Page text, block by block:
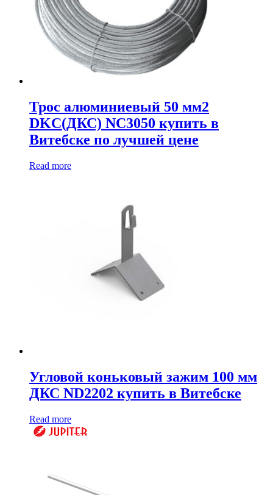
Трос алюминиевый 50 мм2
DKC(ДКС) NC3050 купить в
Витебске по лучшей цене
Read more
Угловой коньковый зажим 100 мм
ДКС ND2202 купить в Витебске
Read more